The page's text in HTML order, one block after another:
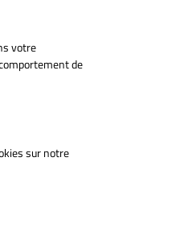
votre
de
sur notre